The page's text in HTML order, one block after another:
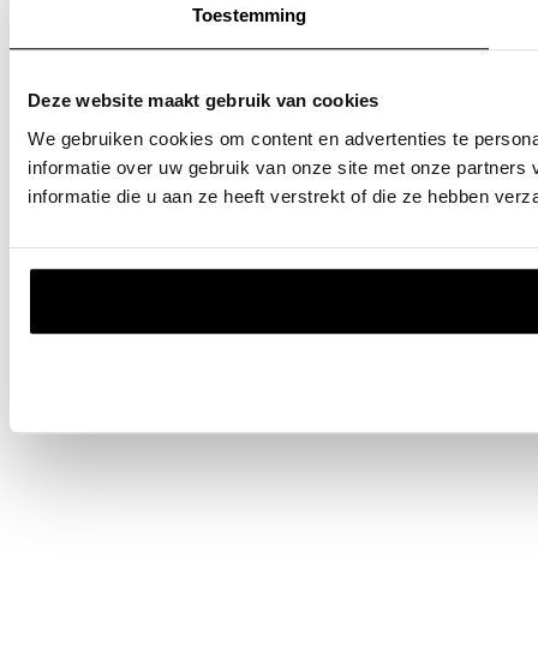
Toestemming
Deze website maakt gebruik van cookies
We gebruiken cookies om content en advertenties te
informatie over uw gebruik van onze site met onze
informatie die u aan ze heeft verstrekt of die ze hebben